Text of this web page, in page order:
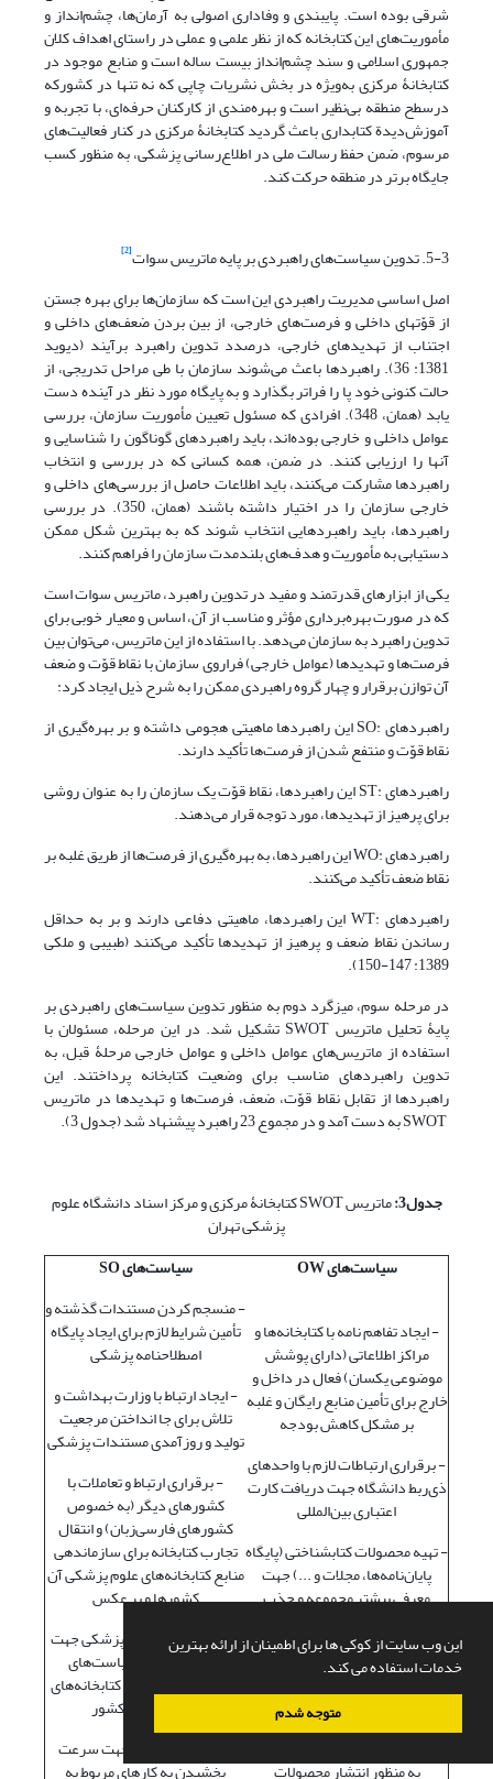
این وب سایت از کوکی ها برای اطمینان از ارائه بهترین
خدمات استفاده می کند.
متوجه شدم
شرقی بوده است. پایبندی و وفاداری اصولی به آرمان‌ها، چشم‌انداز و
مأموریت‌های این کتابخانه که از نظر علمی و عملی در راستای اهداف کلان
جمهوری اسلامی و سند چشم‌انداز بیست ساله است و منابع موجود در
کتابخانۀ مرکزی به‌ویژه در بخش نشریات چاپی که نه تنها در کشورکه
درسطح منطقه بی‌نظیر است و بهره‌مندی از کارکنان حرفه‌ای، با تجربه و
آموزش‌دیدة کتابداری باعث گردید کتابخانۀ مرکزی در کنار فعالیت‌های
مرسوم، ضمن حفظ رسالت ملی در اطلاع‌رسانی پزشکی، به منظور کسب
جایگاه برتر در منطقه حرکت کند.
5-3. تدوین سیاست‌های راهبردی بر پایه ماتریس سوات [2]
اصل اساسی مدیریت راهبردی این است که سازمان‌ها برای بهره جستن
از قوّتهای داخلی و فرصت‌های خارجی، از بین بردن ضعف‌های داخلی و
اجتناب از تهدیدهای خارجی، درصدد تدوین راهبرد برآیند (دیوید
1381: 36). راهبردها باعث می‌شوند سازمان با طی مراحل تدریجی، از
حالت کنونی خود پا را فراتر بگذارد و به پایگاه مورد نظر در آینده دست
یابد (همان، 348). افرادی که مسئول تعیین مأموریت سازمان، بررسی
عوامل داخلی و خارجی بوده‌اند، باید راهبردهای گوناگون را شناسایی و
آنها را ارزیابی کنند. در ضمن، همه کسانی که در بررسی و انتخاب
راهبردها مشارکت می‌کنند، باید اطلاعات حاصل از بررسی‌های داخلی و
خارجی سازمان را در اختیار داشته باشند (همان، 350). در بررسی
راهبردها، باید راهبردهایی انتخاب شوند که به بهترین شکل ممکن
دستیابی به مأموریت و هدف‌های بلندمدت سازمان را فراهم کنند.
یکی از ابزارهای قدرتمند و مفید در تدوین راهبرد، ماتریس سوات است
که در صورت بهر‌ه‌برداری مؤثر و مناسب از آن، اساس و معیار خوبی برای
تدوین راهبرد به سازمان می‌دهد. با استفاده از این ماتریس، می‌توان بین
فرصت‌ها و تهدیدها (عوامل خارجی) فراروی سازمان با نقاط قوّت و ضعف
آن توازن برقرار و چهار گروه راهبردی ممکن را به شرح ذیل ایجاد کرد:
راهبردهای :SO این راهبردها ماهیتی هجومی داشته و بر بهره‌گیری از
نقاط قوّت و منتفع شدن از فرصت‌ها تأکید دارند.
راهبردهای :ST این راهبردها، نقاط قوّت یک سازمان را به عنوان روشی
برای پرهیز از تهدیدها، مورد توجه قرار می‌دهند.
راهبردهای :WO این راهبردها، به بهره‌گیری از فرصت‌ها از طریق غلبه بر
نقاط ضعف تأکید می‌کنند.
راهبردهای :WT این راهبردها، ماهیتی دفاعی دارند و بر به حداقل
رساندن نقاط ضعف و پرهیز از تهدیدها تأکید می‌کنند (طبیبی و ملکی
1389: 147-150).
در مرحله سوم، میزگرد دوم به منظور تدوین سیاست‌های راهبردی بر
پایۀ تحلیل ماتریس SWOT تشکیل شد. در این مرحله، مسئولان با
استفاده از ماتریس‌های عوامل داخلی و عوامل خارجی مرحلۀ قبل، به
تدوین راهبردهای مناسب برای وضعیت کتابخانه پرداختند. این
راهبردها از تقابل نقاط قوّت، ضعف، فرصت‌ها و تهدیدها در ماتریس
جدول3: ماتریس SWOT کتابخانۀ مرکزی و مرکز اسناد دانشگاه علوم
پزشکی تهران
سیاست‌های OW
سیاست‌های SO
- ایجاد تفاهم نامه با کتابخانه‌ها و
مراکز اطلاعاتی (دارای پوشش
موضوعی یکسان) فعال در داخل و
خارج برای تأمین منابع رایگان و غلبه
بر مشکل کاهش بودجه
- برقراری ارتباطات لازم با واحدهای
ذی‌ربط دانشگاه جهت دریافت کارت
اعتباری بین‌المللی
- تهیه محصولات کتابشناختی (پایگاه
پایان‌نامه‌ها، مجلات و ...) جهت
معرفی بیشتر مجموعه و جذب
- برگزاری جلسات دوره‌ای برای
بررسی مشکلات کتابخانه و تلاش
برای برطرف کردن آنها
به منظور انتشار محصولات
- منسجم کردن مستندات گذشته و
تأمین شرایط لازم برای ایجاد پایگاه
اصطلاحنامه پزشکی
- ایجاد ارتباط با وزارت بهداشت و
تلاش برای جا انداختن مرجعیت
تولید و روزآمدی مستندات پزشکی
- برقراری ارتباط و تعاملات با
کشورهای دیگر (به خصوص
کشورهای فارسی‌زبان) و انتقال
تجارب کتابخانه برای سازماندهی
منابع کتابخانه‌های علوم پزشکی آن
کشورها و بر عکس
- اهدای اصطلاحنامۀ پزشکی جهت
یکدست‌سازی سیاست‌های
سازماندهی منابع در کتابخانه‌های
داخل و خارج کشور
- تشویق همکاران جهت سرعت
بخشیدن به کارهای مربوط به